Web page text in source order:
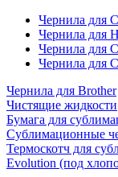
Чернила для
Чернила для
Чернила для
Чернила для
Чернила для Brother
Чистящие жидкости
Бумага для
Сублимационные
Термоскотч для
Evolution (под